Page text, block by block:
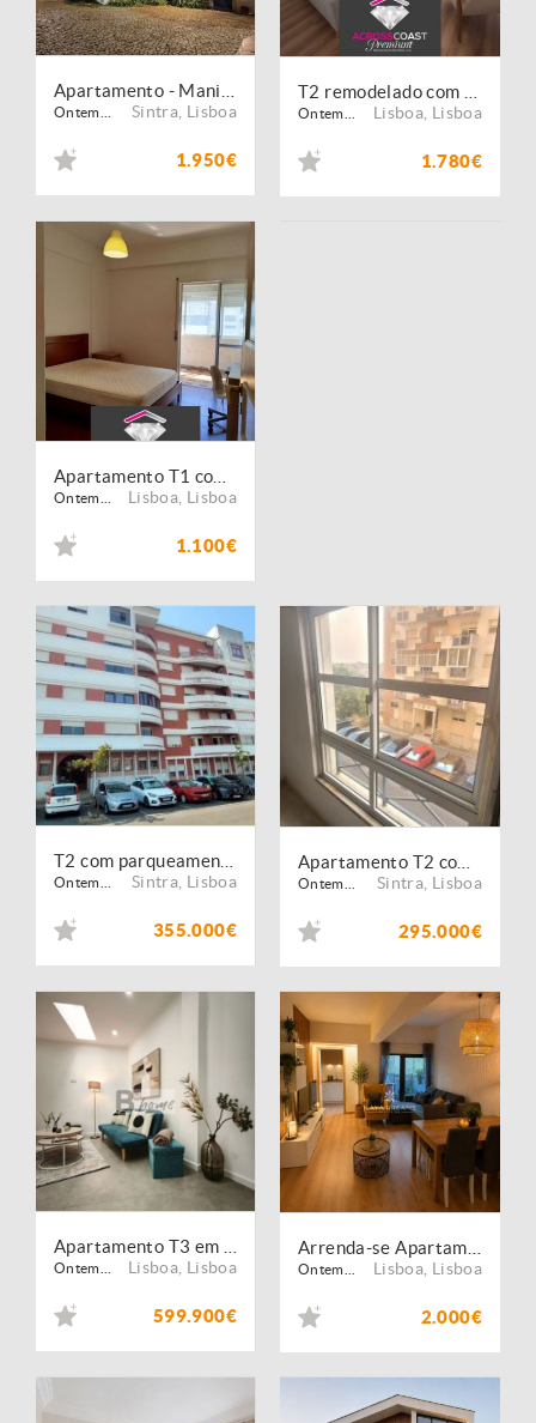
Ontem... Sintra Lisboa
1.950€
Ontem... Lisboa Lisboa
1.780€
Ontem... Lisboa Lisboa
1.100€
Ontem... Sintra Lisboa
355.000€
Ontem... Sintra Lisboa
295.000€
Ontem... Lisboa Lisboa
599.900€
Ontem... Lisboa Lisboa
2.000€